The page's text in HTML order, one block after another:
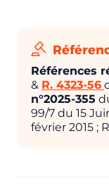
Références
& R. 4323-56
n°2025-355
99/7 du 15
février 2015 ;